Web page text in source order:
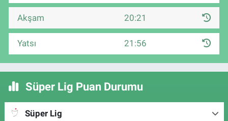
Akşam 20:21
Yatsı 21:56
Süper Lig Puan Durumu
Süper Lig